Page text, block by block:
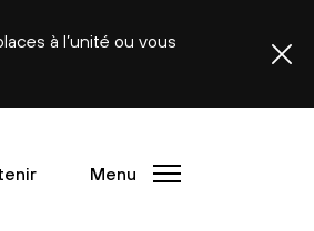
à l’unité ou vous
Menu